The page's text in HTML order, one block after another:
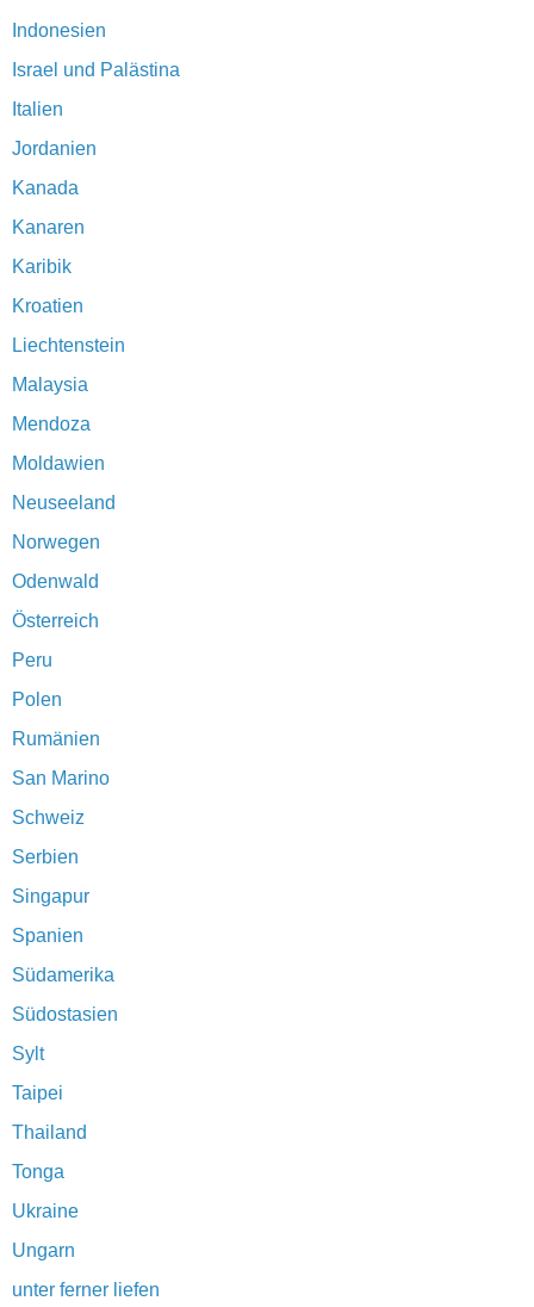
Indonesien
Israel und Palästina
Italien
Jordanien
Kanada
Kanaren
Karibik
Kroatien
Liechtenstein
Malaysia
Mendoza
Moldawien
Neuseeland
Norwegen
Odenwald
Österreich
Peru
Polen
Rumänien
San Marino
Schweiz
Serbien
Singapur
Spanien
Südamerika
Südostasien
Sylt
Taipei
Thailand
Tonga
Ukraine
Ungarn
unter ferner liefen